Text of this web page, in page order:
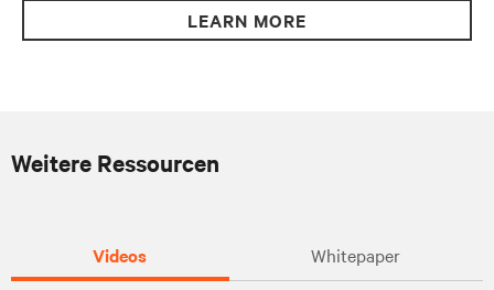
LEARN MORE
Weitere Ressourcen
Videos Whitepaper